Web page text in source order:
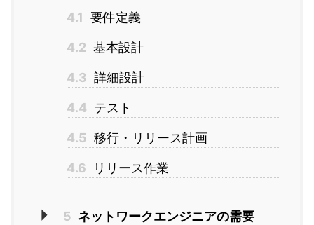
4.1 要件定義
4.2 基本設計
4.3 詳細設計
4.4 テスト
4.5 移行・リリース計画
4.6 リリース作業
5 ネットワークエンジニアの需要